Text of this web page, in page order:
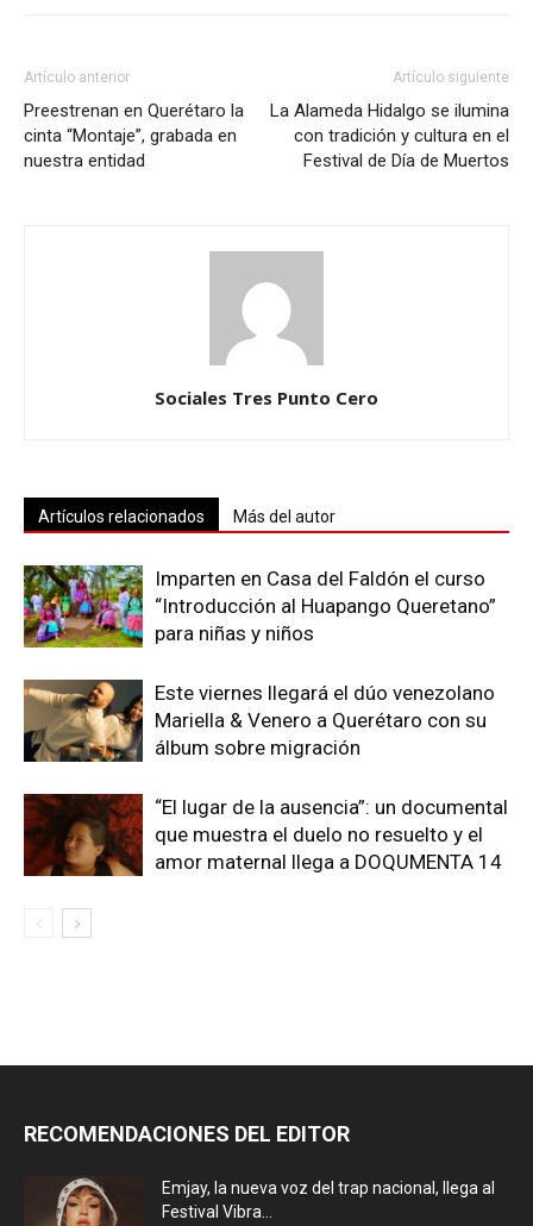
Artículo anterior
Preestrenan en Querétaro la
cinta “Montaje”, grabada en
nuestra entidad
Artículo siguiente
La Alameda Hidalgo se ilumina
con tradición y cultura en el
Festival de Día de Muertos
Sociales Tres Punto Cero
Artículos relacionados Más del autor
Imparten en Casa del Faldón el curso
“Introducción al Huapango Queretano”
para niñas y niños
Este viernes llegará el dúo venezolano
Mariella & Venero a Querétaro con su
álbum sobre migración
“El lugar de la ausencia”: un documental
que muestra el duelo no resuelto y el
amor maternal llega a DOQUMENTA 14
RECOMENDACIONES DEL EDITOR
Emjay, la nueva voz del trap nacional, llega al
Festival Vibra...